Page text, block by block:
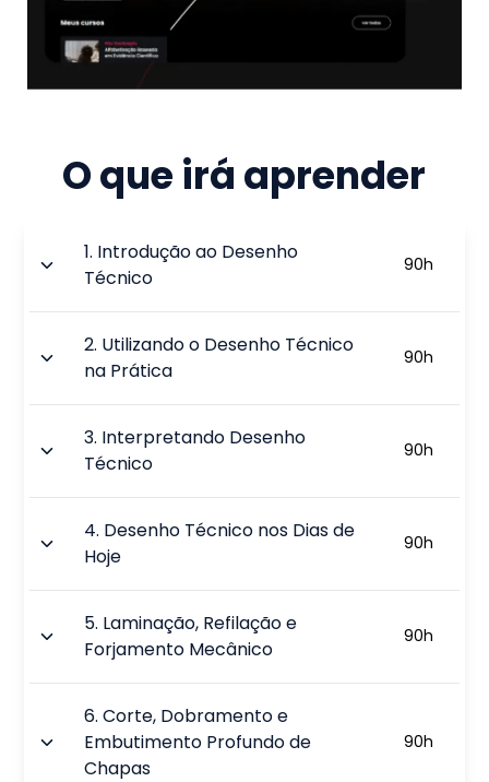
O que irá aprender
1. Introdução ao Desenho
Técnico
90h
2. Utilizando o Desenho Técnico
na Prática
90h
3. Interpretando Desenho
Técnico
90h
4. Desenho Técnico nos Dias de
Hoje
90h
5. Laminação, Refilação e
Forjamento Mecânico
90h
6.Corte, Dobramento e
Embutimento Profundo de
Chapas
90h